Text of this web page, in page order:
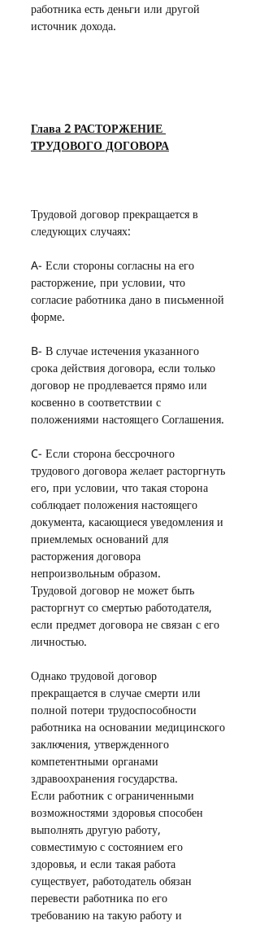
работника есть деньги или другой
источник дохода.
Глава 2 РАСТОРЖЕНИЕ
ТРУДОВОГО ДОГОВОРА
Трудовой договор прекращается в
следующих случаях:
A- Если стороны согласны на его
расторжение, при условии, что
согласие работника дано в письменной
форме.
B- В случае истечения указанного
срока действия договора, если только
договор не продлевается прямо или
косвенно в соответствии с
положениями настоящего Соглашения.
C- Если сторона бессрочного
трудового договора желает расторгнуть
его, при условии, что такая сторона
соблюдает положения настоящего
документа, касающиеся уведомления и
приемлемых оснований для
расторжения договора
непроизвольным образом.
Трудовой договор не может быть
расторгнут со смертью работодателя,
если предмет договора не связан с его
личностью.
Однако трудовой договор
прекращается в случае смерти или
полной потери трудоспособности
работника на основании медицинского
заключения, утвержденного
компетентными органами
здравоохранения государства.
Если работник с ограниченными
возможностями здоровья способен
выполнять другую работу,
совместимую с состоянием его
здоровья, и если такая работа
существует, работодатель обязан
перевести работника по его
требованию на такую работу и